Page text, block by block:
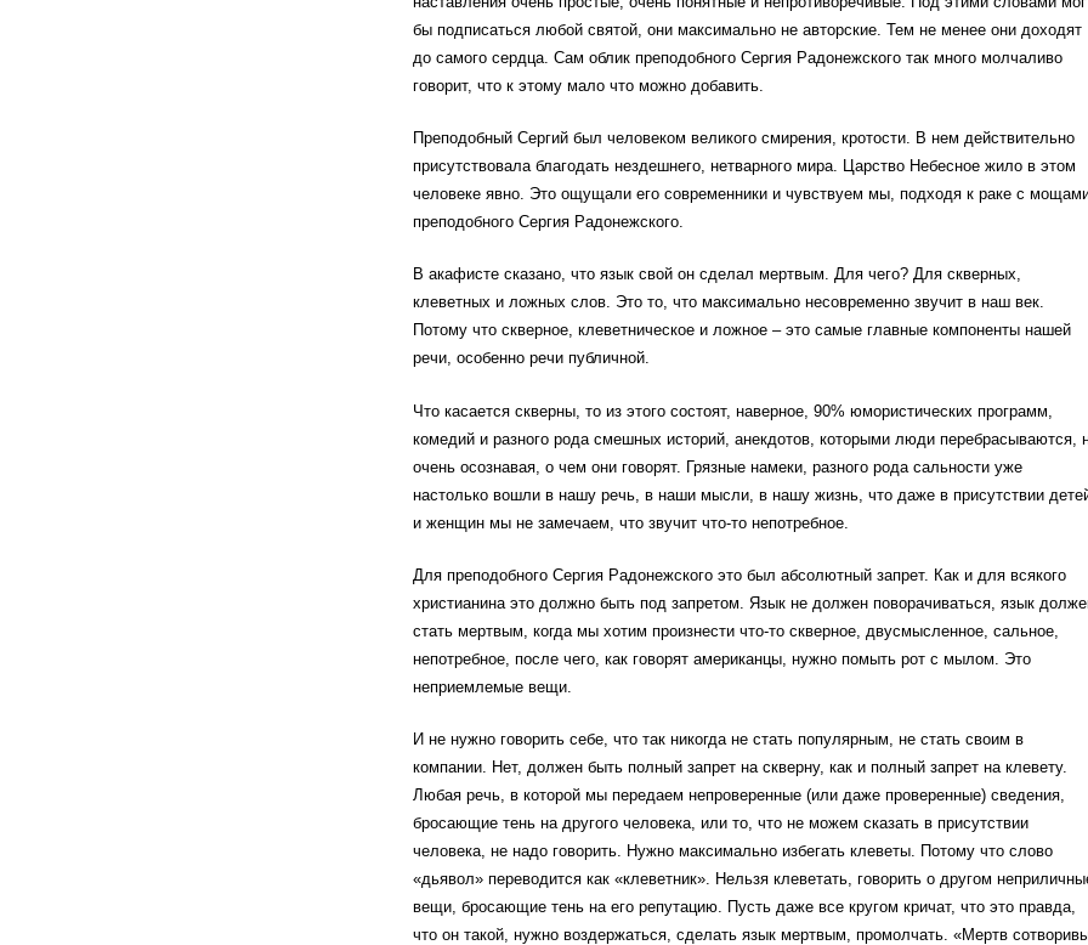
бы подписаться любой святой, они максимально не авторские. Тем не менее они доходят
до самого сердца. Сам облик преподобного Сергия Радонежского так много молчаливо
говорит, что к этому мало что можно добавить.
Преподобный Сергий был человеком великого смирения, кротости. В нем действительно
присутствовала благодать нездешнего, нетварного мира. Царство Небесное жило в этом
человеке явно. Это ощущали его современники и чувствуем мы, подходя к раке с
преподобного Сергия Радонежского.
В акафисте сказано, что язык свой он сделал мертвым. Для чего? Для скверных,
клеветных и ложных слов. Это то, что максимально несовременно звучит в наш век.
Потому что скверное, клеветническое и ложное – это самые главные компоненты нашей
речи, особенно речи публичной.
Что касается скверны, то из этого состоят, наверное, 90% юмористических программ,
комедий и разного рода смешных историй, анекдотов, которыми люди перебрасываются,
очень осознавая, о чем они говорят. Грязные намеки, разного рода сальности уже
настолько вошли в нашу речь, в наши мысли, в нашу жизнь, что даже в присутствии
и женщин мы не замечаем, что звучит что-то непотребное.
Для преподобного Сергия Радонежского это был абсолютный запрет. Как и для всякого
христианина это должно быть под запретом. Язык не должен поворачиваться, язык
стать мертвым, когда мы хотим произнести что-то скверное, двусмысленное, сальное,
непотребное, после чего, как говорят американцы, нужно помыть рот с мылом. Это
неприемлемые вещи.
И не нужно говорить себе, что так никогда не стать популярным, не стать своим в
компании. Нет, должен быть полный запрет на скверну, как и полный запрет на клевету.
Любая речь, в которой мы передаем непроверенные (или даже проверенные) сведения,
бросающие тень на другого человека, или то, что не можем сказать в присутствии
человека, не надо говорить. Нужно максимально избегать клеветы. Потому что слово
«дьявол» переводится как «клеветник». Нельзя клеветать, говорить о другом
вещи, бросающие тень на его репутацию. Пусть даже все кругом кричат, что это правда,
что он такой, нужно воздержаться, сделать язык мертвым, промолчать. «Мертв